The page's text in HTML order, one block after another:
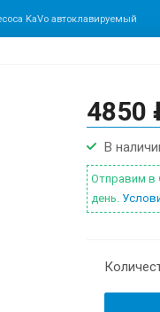
KaVo автоклавируемый
4850
В
Отправим в
день.